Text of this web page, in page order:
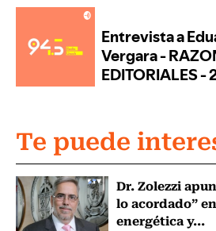
Te puede
Dr. Zolezzi
lo acordado”
energética y...